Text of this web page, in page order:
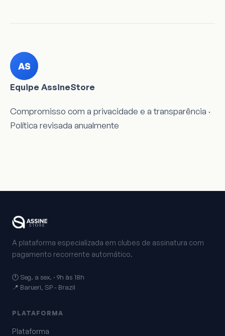
AS
Equipe AssineStore
Compromisso com a privacidade e a transparência ·
Política revisada anualmente
A plataforma especializada em clubes de assinatura com
pagamento recorrente automático.
🕐 Seg. a sex. · 9h às 18h
📍 Barueri, SP - Brazil
PLATAFORMA
Plataforma